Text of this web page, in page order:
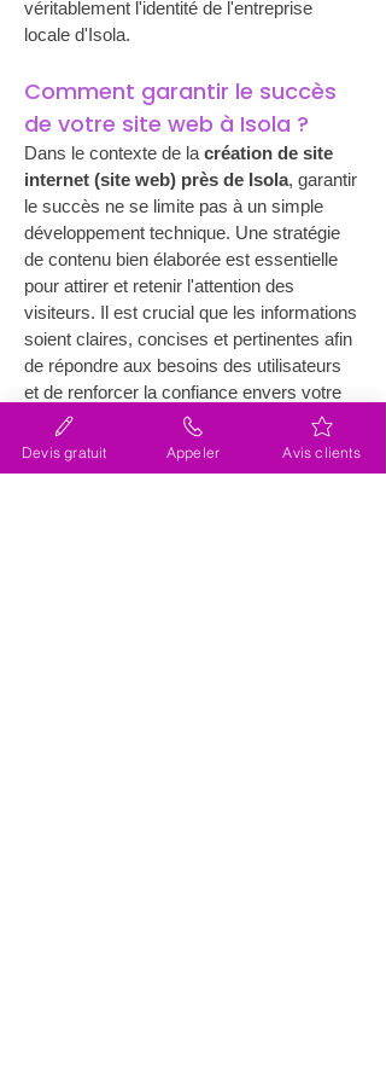
véritablement l'identité de l'entreprise
locale d'Isola.
Comment garantir le succès
de votre site web à Isola ?
Dans le contexte de la création de site
internet (site web) près de Isola, garantir
le succès ne se limite pas à un simple
développement technique. Une stratégie
de contenu bien élaborée est essentielle
pour attirer et retenir l'attention des
visiteurs. Il est crucial que les informations
soient claires, concises et pertinentes afin
de répondre aux besoins des utilisateurs
et de renforcer la confiance envers votre
marque. L'agence Lacky, grâce à son
expertise, s'assure également que le
design du site est à la fois attrayant et
Devis gratuit Appeler Avis clients